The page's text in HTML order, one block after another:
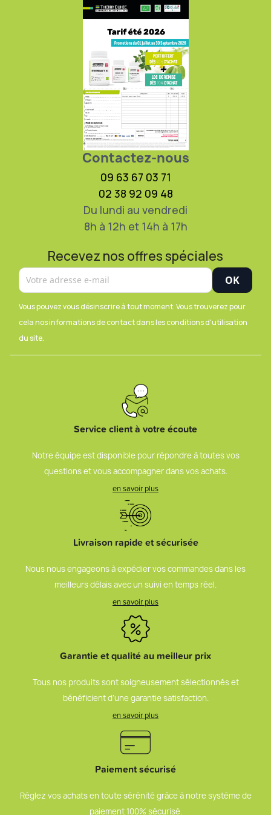
Contactez-nous
09 63 67 03 71
02 38 92 09 48
Du lundi au vendredi
8h à 12h et 14h à 17h
Recevez nos offres spéciales
Vous pouvez vous désinscrire à tout moment. Vous trouverez pour
cela nos informations de contact dans les conditions d'utilisation
du site.
Service client à votre écoute
Notre équipe est disponible pour répondre à toutes vos
questions et vous accompagner dans vos achats.
en savoir plus
Livraison rapide et sécurisée
Nous nous engageons à expédier vos commandes dans les
meilleurs délais avec un suivi en temps réel.
en savoir plus
Garantie et qualité au meilleur prix
Tous nos produits sont soigneusement sélectionnés et
bénéficient d’une garantie satisfaction.
en savoir plus
Paiement sécurisé
Réglez vos achats en toute sérénité grâce à notre système de
paiement 100% sécurisé.